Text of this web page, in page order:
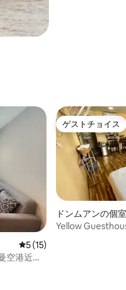
レビュー15件、5つ星中5つ
5 (15)
空港近
ゲストチョイス
ゲストチョイス
ドンムアンの個室
Yellow